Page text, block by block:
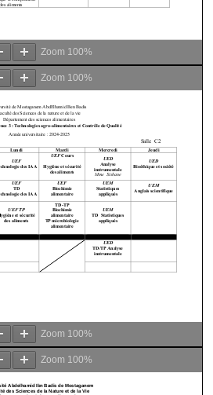
Zoom 100%
Zoom 100%
Zoom 100%
Zoom 100%